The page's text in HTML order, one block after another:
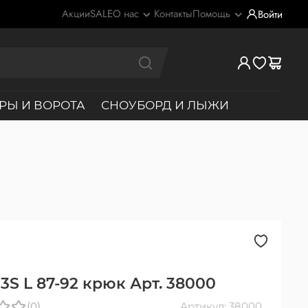
АкцииSALEО нас КонтактыПомощь Войти
И ВОРОТА СНОУБОРД И ЛЫЖИ
L 87-92 крюк Арт. 38000